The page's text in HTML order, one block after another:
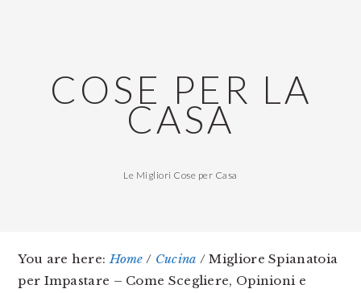
COSE PER LA
CASA
Le Migliori Cose per Casa
You are here:Home / Cucina / Migliore Spianatoia
per Impastare – Come Scegliere, Opinioni e